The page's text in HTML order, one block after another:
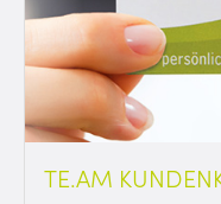
TE.AM